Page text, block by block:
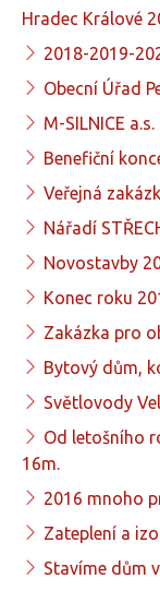
Hradec Králové
2018-2019-
Obecní Úřad
M-SILNICE
Benefiční
Veřejná
Nářadí
Novostavby
Konec roku
Zakázka pro
Bytový dům,
Světlovody
Od letošního
16m.
2016 mnoho
Zateplení a
Stavíme dům